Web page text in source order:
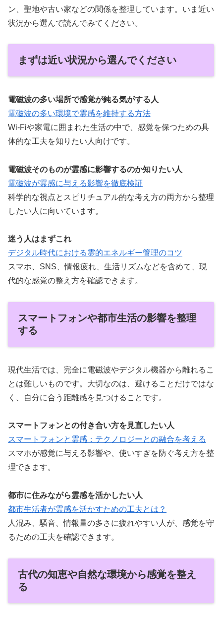
ン、聖地や古い家などの関係を整理しています。いま近い
状況から選んで読んでみてください。
まずは近い状況から選んでください
電磁波の多い場所で感覚が鈍る気がする人
電磁波の多い環境で霊感を維持する方法
Wi-Fiや家電に囲まれた生活の中で、感覚を保つための具
体的な工夫を知りたい人向けです。
電磁波そのものが霊感に影響するのか知りたい人
電磁波が霊感に与える影響を徹底検証
科学的な視点とスピリチュアル的な考え方の両方から整理
したい人に向いています。
迷う人はまずこれ
デジタル時代における霊的エネルギー管理のコツ
スマホ、SNS、情報疲れ、生活リズムなどを含めて、現
代的な感覚の整え方を確認できます。
スマートフォンや都市生活の影響を整理
する
現代生活では、完全に電磁波やデジタル機器から離れるこ
とは難しいものです。大切なのは、避けることだけではな
く、自分に合う距離感を見つけることです。
スマートフォンとの付き合い方を見直したい人
スマートフォンと霊感：テクノロジーとの融合を考える
スマホが感覚に与える影響や、使いすぎを防ぐ考え方を整
理できます。
都市に住みながら霊感を活かしたい人
都市生活者が霊感を活かすための工夫とは？
人混み、騒音、情報量の多さに疲れやすい人が、感覚を守
るための工夫を確認できます。
古代の知恵や自然な環境から感覚を整え
る